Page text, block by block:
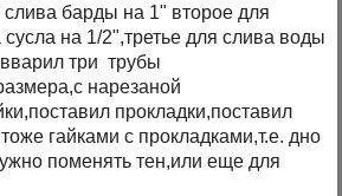
слива барды на 1" второе для
на 1/2",третье для слива воды
три трубы
нарезаной
прокладки,поставил
гайками с прокладками,т.е. дно
поменять тен,или еще для